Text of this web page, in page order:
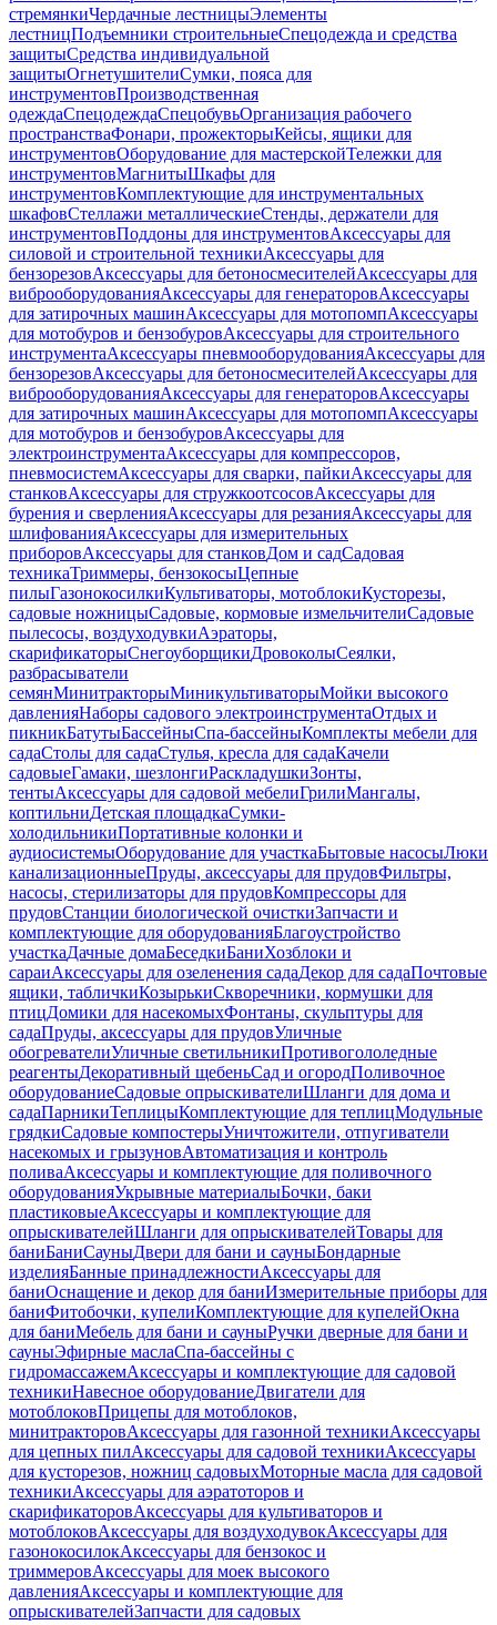
стремянкиЧердачные лестницыЭлементы
лестницПодъемники строительныеСпецодежда и средства
защитыСредства индивидуальной
защитыОгнетушителиСумки, пояса для
инструментовПроизводственная
одеждаСпецодеждаСпецобувьОрганизация рабочего
пространстваФонари, прожекторыКейсы, ящики для
инструментовОборудование для мастерскойТележки для
инструментовМагнитыШкафы для
инструментовКомплектующие для инструментальных
шкафовСтеллажи металлическиеСтенды, держатели для
инструментовПоддоны для инструментовАксессуары для
силовой и строительной техникиАксессуары для
бензорезовАксессуары для бетоносмесителейАксессуары для
виброоборудованияАксессуары для генераторовАксессуары
для затирочных машинАксессуары для мотопомпАксессуары
для мотобуров и бензобуровАксессуары для строительного
инструментаАксессуары пневмооборудованияАксессуары для
бензорезовАксессуары для бетоносмесителейАксессуары для
виброоборудованияАксессуары для генераторовАксессуары
для затирочных машинАксессуары для мотопомпАксессуары
для мотобуров и бензобуровАксессуары для
электроинструментаАксессуары для компрессоров,
пневмосистемАксессуары для сварки, пайкиАксессуары для
станковАксессуары для стружкоотсосовАксессуары для
бурения и сверленияАксессуары для резанияАксессуары для
шлифованияАксессуары для измерительных
приборовАксессуары для станковДом и садСадовая
техникаТриммеры, бензокосыЦепные
пилыГазонокосилкиКультиваторы, мотоблокиКусторезы,
садовые ножницыСадовые, кормовые измельчителиСадовые
пылесосы, воздуходувкиАэраторы,
скарификаторыСнегоуборщикиДровоколыСеялки,
разбрасыватели
семянМинитракторыМиникультиваторыМойки высокого
давленияНаборы садового электроинструментаОтдых и
пикникБатутыБассейныСпа-бассейныКомплекты мебели для
садаСтолы для садаСтулья, кресла для садаКачели
садовыеГамаки, шезлонгиРаскладушкиЗонты,
тентыАксессуары для садовой мебелиГрилиМангалы,
коптильниДетская площадкаСумки-
холодильникиПортативные колонки и
аудиосистемыОборудование для участкаБытовые насосыЛюки
канализационныеПруды, аксессуары для прудовФильтры,
насосы, стерилизаторы для прудовКомпрессоры для
прудовСтанции биологической очисткиЗапчасти и
комплектующие для оборудованияБлагоустройство
участкаДачные домаБеседкиБаниХозблоки и
сараиАксессуары для озеленения садаДекор для садаПочтовые
ящики, табличкиКозырькиСкворечники, кормушки для
птицДомики для насекомыхФонтаны, скульптуры для
садаПруды, аксессуары для прудовУличные
обогревателиУличные светильникиПротивогололедные
реагентыДекоративный щебеньСад и огородПоливочное
оборудованиеСадовые опрыскивателиШланги для дома и
садаПарникиТеплицыКомплектующие для теплицМодульные
грядкиСадовые компостерыУничтожители, отпугиватели
насекомых и грызуновАвтоматизация и контроль
поливаАксессуары и комплектующие для поливочного
оборудованияУкрывные материалыБочки, баки
пластиковыеАксессуары и комплектующие для
опрыскивателейШланги для опрыскивателейТовары для
баниБаниСауныДвери для бани и сауныБондарные
изделияБанные принадлежностиАксессуары для
баниОснащение и декор для баниИзмерительные приборы для
баниФитобочки, купелиКомплектующие для купелейОкна
для баниМебель для бани и сауныРучки дверные для бани и
сауныЭфирные маслаСпа-бассейны с
гидромассажемАксессуары и комплектующие для садовой
техникиНавесное оборудованиеДвигатели для
мотоблоковПрицепы для мотоблоков,
минитракторовАксессуары для газонной техникиАксессуары
для цепных пилАксессуары для садовой техникиАксессуары
для кусторезов, ножниц садовыхМоторные масла для садовой
техникиАксессуары для аэратоторов и
скарификаторовАксессуары для культиваторов и
мотоблоковАксессуары для воздуходувокАксессуары для
газонокосилокАксессуары для бензокос и
триммеровАксессуары для моек высокого
давленияАксессуары и комплектующие для
опрыскивателейЗапчасти для садовых